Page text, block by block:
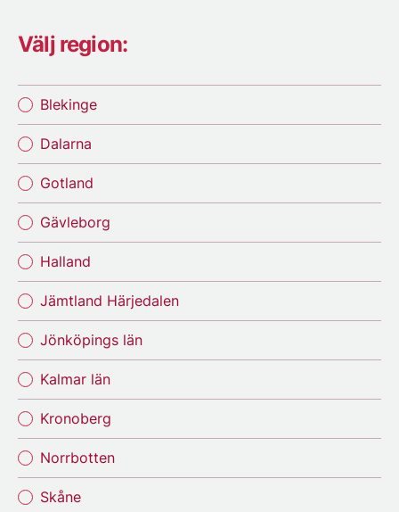
Välj region:
Blekinge
Dalarna
Gotland
Gävleborg
Halland
Jämtland Härjedalen
Jönköpings län
Kalmar län
Kronoberg
Norrbotten
Skåne